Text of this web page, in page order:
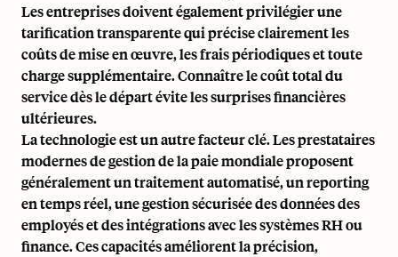
Les entreprises doivent également privilégier une
tarification transparente qui précise clairement les
coûts de mise en œuvre, les frais périodiques et toute
charge supplémentaire. Connaître le coût total du
service dès le départ évite les surprises financières
ultérieures.
La technologie est un autre facteur clé. Les prestataires
modernes de gestion de la paie mondiale proposent
généralement un traitement automatisé, un reporting
en temps réel, une gestion sécurisée des données des
employés et des intégrations avec les systèmes RH ou
finance. Ces capacités améliorent la précision,